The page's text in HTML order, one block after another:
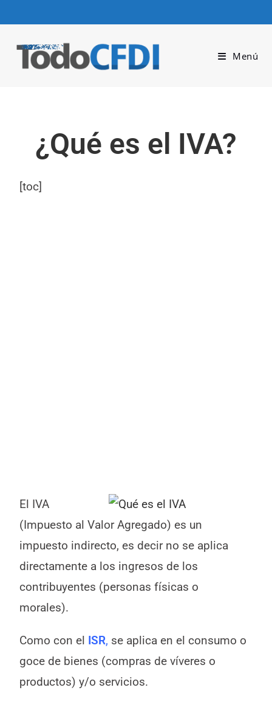
Menú
¿Qué es el IVA?
[toc]
El IVA
(Impuesto al Valor Agregado) es un
impuesto indirecto, es decir no se aplica
directamente a los ingresos de los
contribuyentes (personas físicas o
morales).
Como con el ISR, se aplica en el consumo o
goce de bienes (compras de víveres o
productos) y/o servicios.